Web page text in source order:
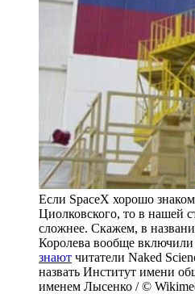
Если SpaceX хорошо
Циолковского, то в нашей
сложнее. Скажем, в
Королева вообще
знают читатели Naked
назвать Институт имени
именем Лысенко / ©